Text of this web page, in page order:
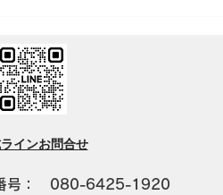
インお問合せ
番号： 080-6425-1920